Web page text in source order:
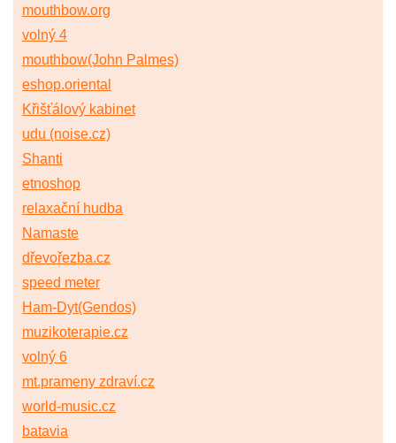
mouthbow.org
volný 4
mouthbow(John Palmes)
eshop.oriental
Křišťálový kabinet
udu (noise.cz)
Shanti
etnoshop
relaxační hudba
Namaste
dřevořezba.cz
speed meter
Ham-Dyt(Gendos)
muzikoterapie.cz
volný 6
mt.prameny zdraví.cz
world-music.cz
batavia